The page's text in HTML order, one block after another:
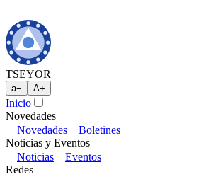
TSEYOR
a− A+
Inicio
Novedades
Novedades
Boletines
Noticias y Eventos
Noticias
Eventos
Redes